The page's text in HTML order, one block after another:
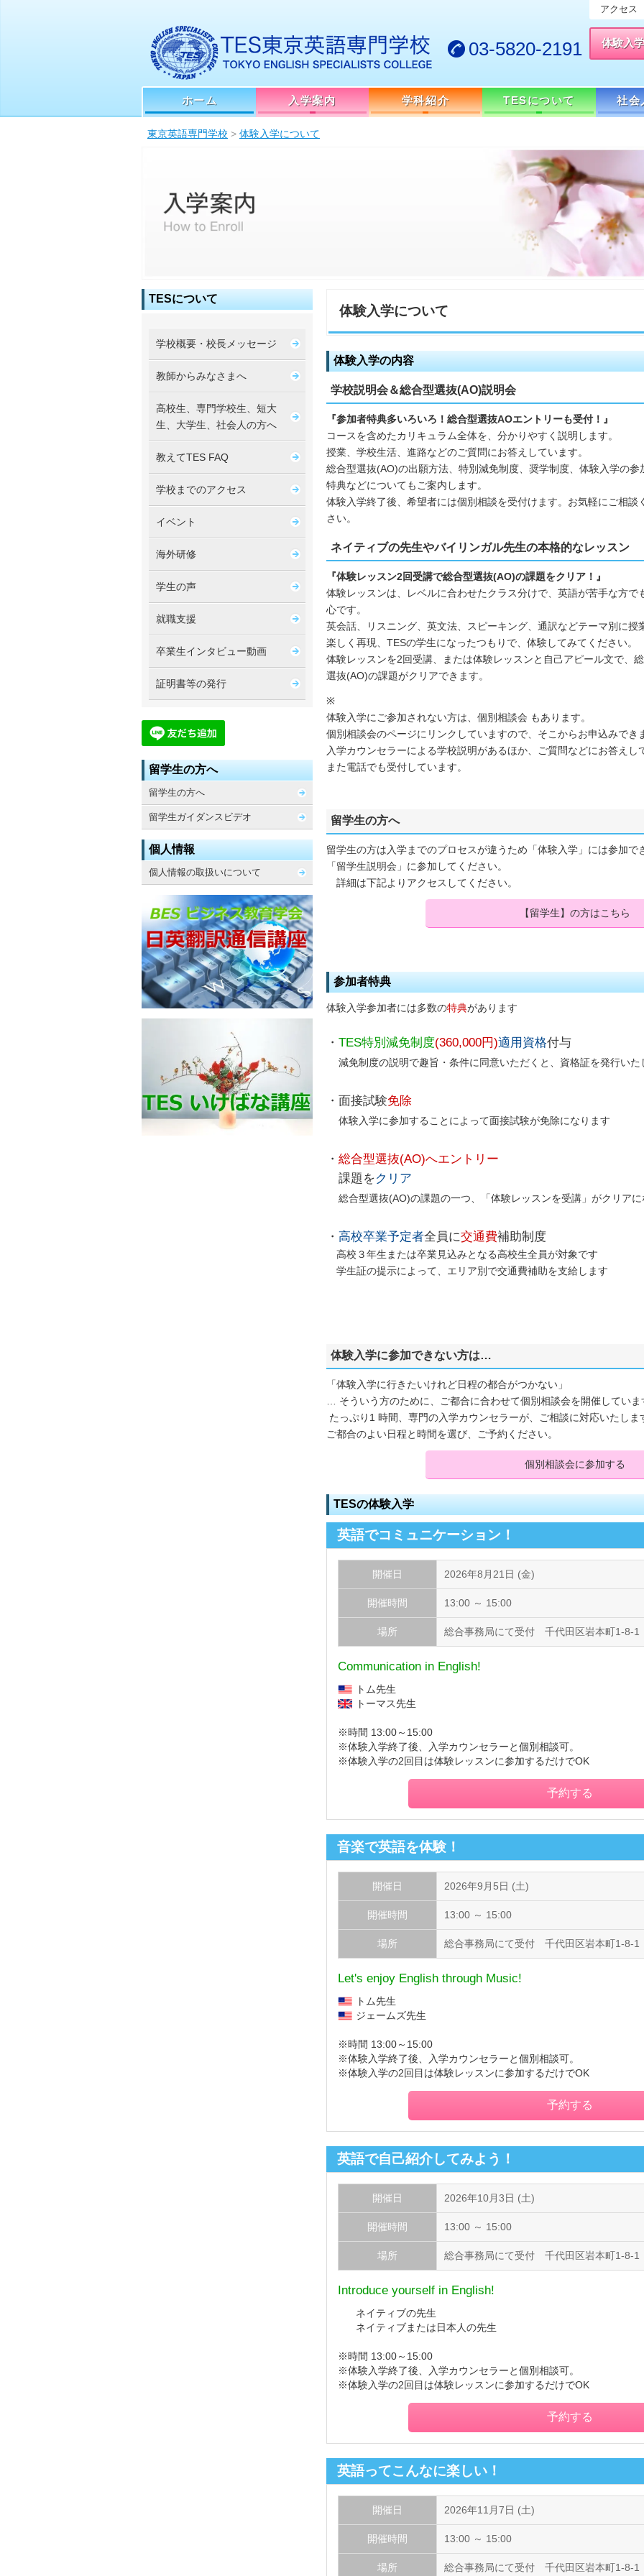
アクセス
03-5820-2191 体験入学
ホーム 入学案内 学科紹介 TESについて 社会
東京英語専門学校 > 体験入学について
体験入学について
体験入学の内容
学校説明会＆総合型選抜(AO)説明会
『参加者特典多いろいろ！総合型選抜AOエントリーも受付！』
コースを含めたカリキュラム全体を、分かりやすく説明します。
授業、学校生活、進路などのご質問にお答えしています。
総合型選抜(AO)の出願方法、特別減免制度、奨学制度、体験入学の参
特典などについてもご案内します。
体験入学終了後、希望者には個別相談を受付けます。お気軽にご相談
さい。
ネイティブの先生やバイリンガル先生の本格的なレッスン
『体験レッスン2回受講で総合型選抜(AO)の課題をクリア！』
体験レッスンは、レベルに合わせたクラス分けで、英語が苦手な方で
心です。
英会話、リスニング、英文法、スピーキング、通訳などテーマ別に授
楽しく再現、TESの学生になったつもりで、体験してみてください。
体験レッスンを2回受講、または体験レッスンと自己アピール文で、
選抜(AO)の課題がクリアできます。
※
体験入学にご参加されない方は、個別相談会 もあります。
個別相談会のページにリンクしていますので、そこからお申込みでき
入学カウンセラーによる学校説明があるほか、ご質問などにお答えし
また電話でも受付しています。
留学生の方へ
留学生の方は入学までのプロセスが違うため「体験入学」には参加で
「留学生説明会」に参加してください。
詳細は下記よりアクセスしてください。
【留学生】の方はこちら
参加者特典
体験入学参加者には多数の特典があります
・ TES特別減免制度(360,000円)適用資格付与
減免制度の説明で趣旨・条件に同意いただくと、資格証を発行いた
・面接試験免除
体験入学に参加することによって面接試験が免除になります
・ 総合型選抜(AO)へエントリー
課題をクリア
総合型選抜(AO)の課題の一つ、「体験レッスンを受講」がクリアに
・ 高校卒業予定者全員に交通費補助制度
高校３年生または卒業見込みとなる高校生全員が対象です
学生証の提示によって、エリア別で交通費補助を支給します
体験入学に参加できない方は…
「体験入学に行きたいけれど日程の都合がつかない」
… そういう方のために、ご都合に合わせて個別相談会を開催していま
たっぷり1 時間、専門の入学カウンセラーが、ご相談に対応いたしま
ご都合のよい日程と時間を選び、ご予約ください。
個別相談会に参加する
TESの体験入学
英語でコミュニケーション！
開催日 2026年8月21日 (金)
開催時間 13:00 ～ 15:00
場所 総合事務局にて受付 千代田区岩本町1-8-1
Communication in English!
トム先生
トーマス先生
※時間 13:00～15:00
※体験入学終了後、入学カウンセラーと個別相談可。
※体験入学の2回目は体験レッスンに参加するだけでOK
予約する
音楽で英語を体験！
開催日 2026年9月5日 (土)
開催時間 13:00 ～ 15:00
場所 総合事務局にて受付 千代田区岩本町1-8-1
Let's enjoy English through Music!
トム先生
ジェームズ先生
※時間 13:00～15:00
※体験入学終了後、入学カウンセラーと個別相談可。
※体験入学の2回目は体験レッスンに参加するだけでOK
予約する
英語で自己紹介してみよう！
開催日 2026年10月3日 (土)
開催時間 13:00 ～ 15:00
場所 総合事務局にて受付 千代田区岩本町1-8-1
Introduce yourself in English!
ネイティブの先生
ネイティブまたは日本人の先生
※時間 13:00～15:00
※体験入学終了後、入学カウンセラーと個別相談可。
※体験入学の2回目は体験レッスンに参加するだけでOK
予約する
英語ってこんなに楽しい！
開催日 2026年11月7日 (土)
開催時間 13:00 ～ 15:00
場所 総合事務局にて受付 千代田区岩本町1-8-1
TESについて
学校概要・校長メッセージ
教師からみなさまへ
高校生、専門学校生、短大
生、大学生、社会人の方へ
教えてTES FAQ
学校までのアクセス
イベント
海外研修
学生の声
就職支援
卒業生インタビュー動画
証明書等の発行
留学生の方へ
留学生の方へ
留学生ガイダンスビデオ
個人情報
個人情報の取扱いについて